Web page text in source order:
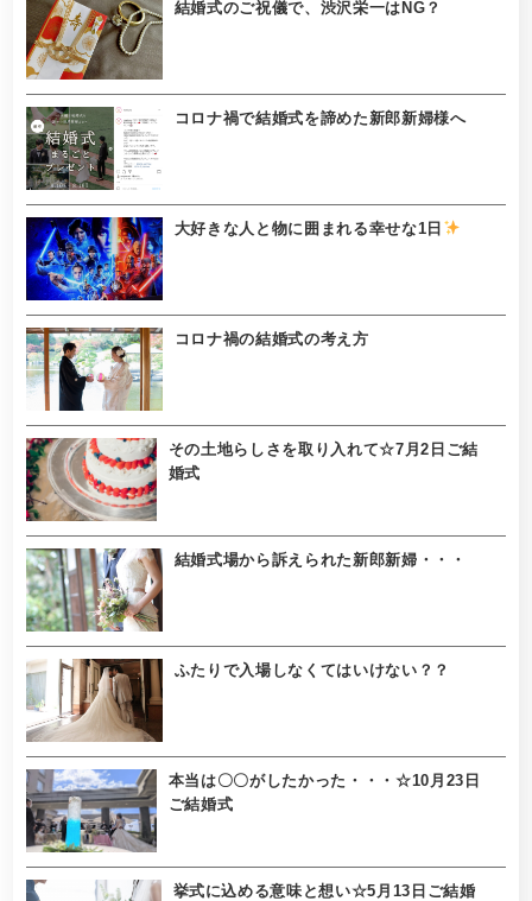
結婚式のご祝儀で、渋沢栄一はNG？
コロナ禍で結婚式を諦めた新郎新婦様へ
大好きな人と物に囲まれる幸せな1日
コロナ禍の結婚式の考え方
その土地らしさを取り入れて☆7月2日ご結
婚式
結婚式場から訴えられた新郎新婦・・・
ふたりで入場しなくてはいけない？？
本当は〇〇がしたかった・・・☆10月23日
ご結婚式
挙式に込める意味と想い☆5月13日ご結婚